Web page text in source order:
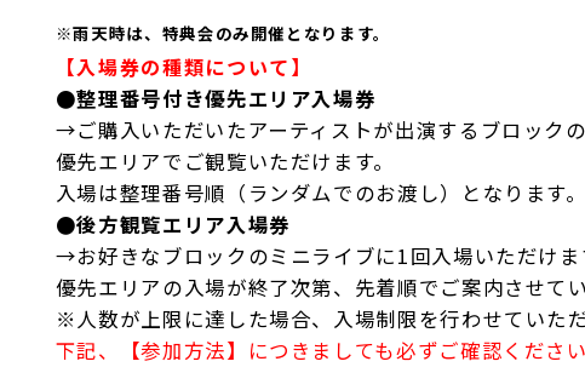
※雨天時は、特典会のみ開催となります。
【入場券の種類について】
●整理番号付き優先エリア入場券
→ご購入いただいたアーティストが出演するブロック
優先エリアでご観覧いただけます。
入場は整理番号順（ランダムでのお渡し）となります。
●後方観覧エリア入場券
→お好きなブロックのミニライブに1回入場いただけま
優先エリアの入場が終了次第、先着順でご案内させてい
※人数が上限に達した場合、入場制限を行わせていた
下記、【参加方法】につきましても必ずご確認ください